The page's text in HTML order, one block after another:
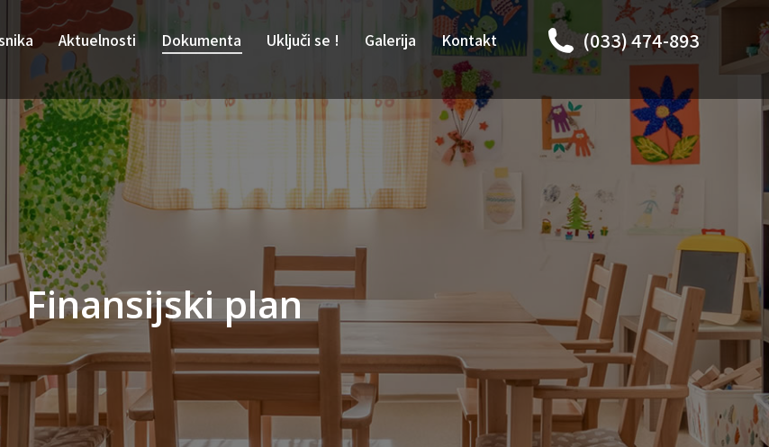
Aktuelnosti Dokumenta Uključi se ! Galerija Kontakt (033) 474-893
Finansijski plan